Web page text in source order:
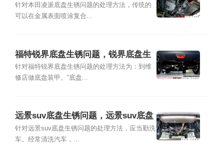
锈怎么处理
针对本田凌派底盘生锈问题的处理方法，传统的
可以在金属表面喷涂复合...
福特锐界底盘生锈问题，锐界底盘生
锈怎么处理
针对福特锐界底盘生锈问题的处理方法为：到维
修店做底盘装甲。“底盘...
远景suv底盘生锈问题，远景suv底盘
生锈怎么处理
针对远景suv底盘生锈问题的处理方法，应当勤洗
车。经常清洗汽车，...